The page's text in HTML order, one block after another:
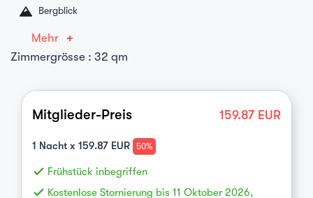
Bergblick
Mehr
Zimmergrösse : 32 qm
Mitglieder-Preis 159.87EUR
1 Nacht x 159.87 EUR 50%
done Frühstück inbegriffen
done Kostenlose Stornierung bis 11 Oktober 2026,